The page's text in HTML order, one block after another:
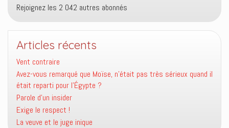
Rejoignez les 2 042 autres abonnés
Articles récents
Vent contraire
Avez-vous remarqué que Moïse, n’était pas très sérieux quand il
était reparti pour l’Égypte ?
Parole d’un insider
Exige le respect !
La veuve et le juge inique